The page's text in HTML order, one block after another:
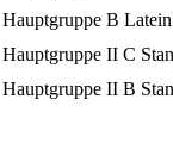
Hauptgruppe B Latein
Hauptgruppe II C
Hauptgruppe II B